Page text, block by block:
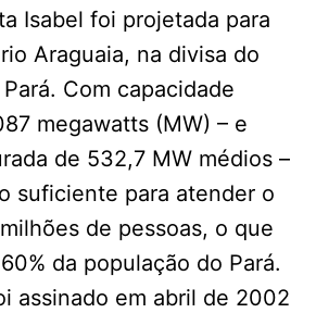
Isabel foi projetada para
Araguaia, na divisa do
Com capacidade
megawatts (MW) – e
de 532,7 MW médios –
suficiente para atender o
de pessoas, o que
da população do Pará.
assinado em abril de 2002